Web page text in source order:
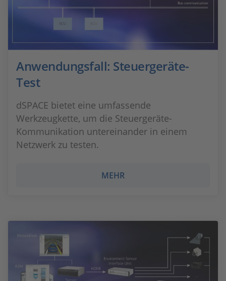
Anwendungsfall: Steuergeräte-
Test
dSPACE bietet eine umfassende
Werkzeugkette, um die Steuergeräte-
Kommunikation untereinander in einem
Netzwerk zu testen.
MEHR